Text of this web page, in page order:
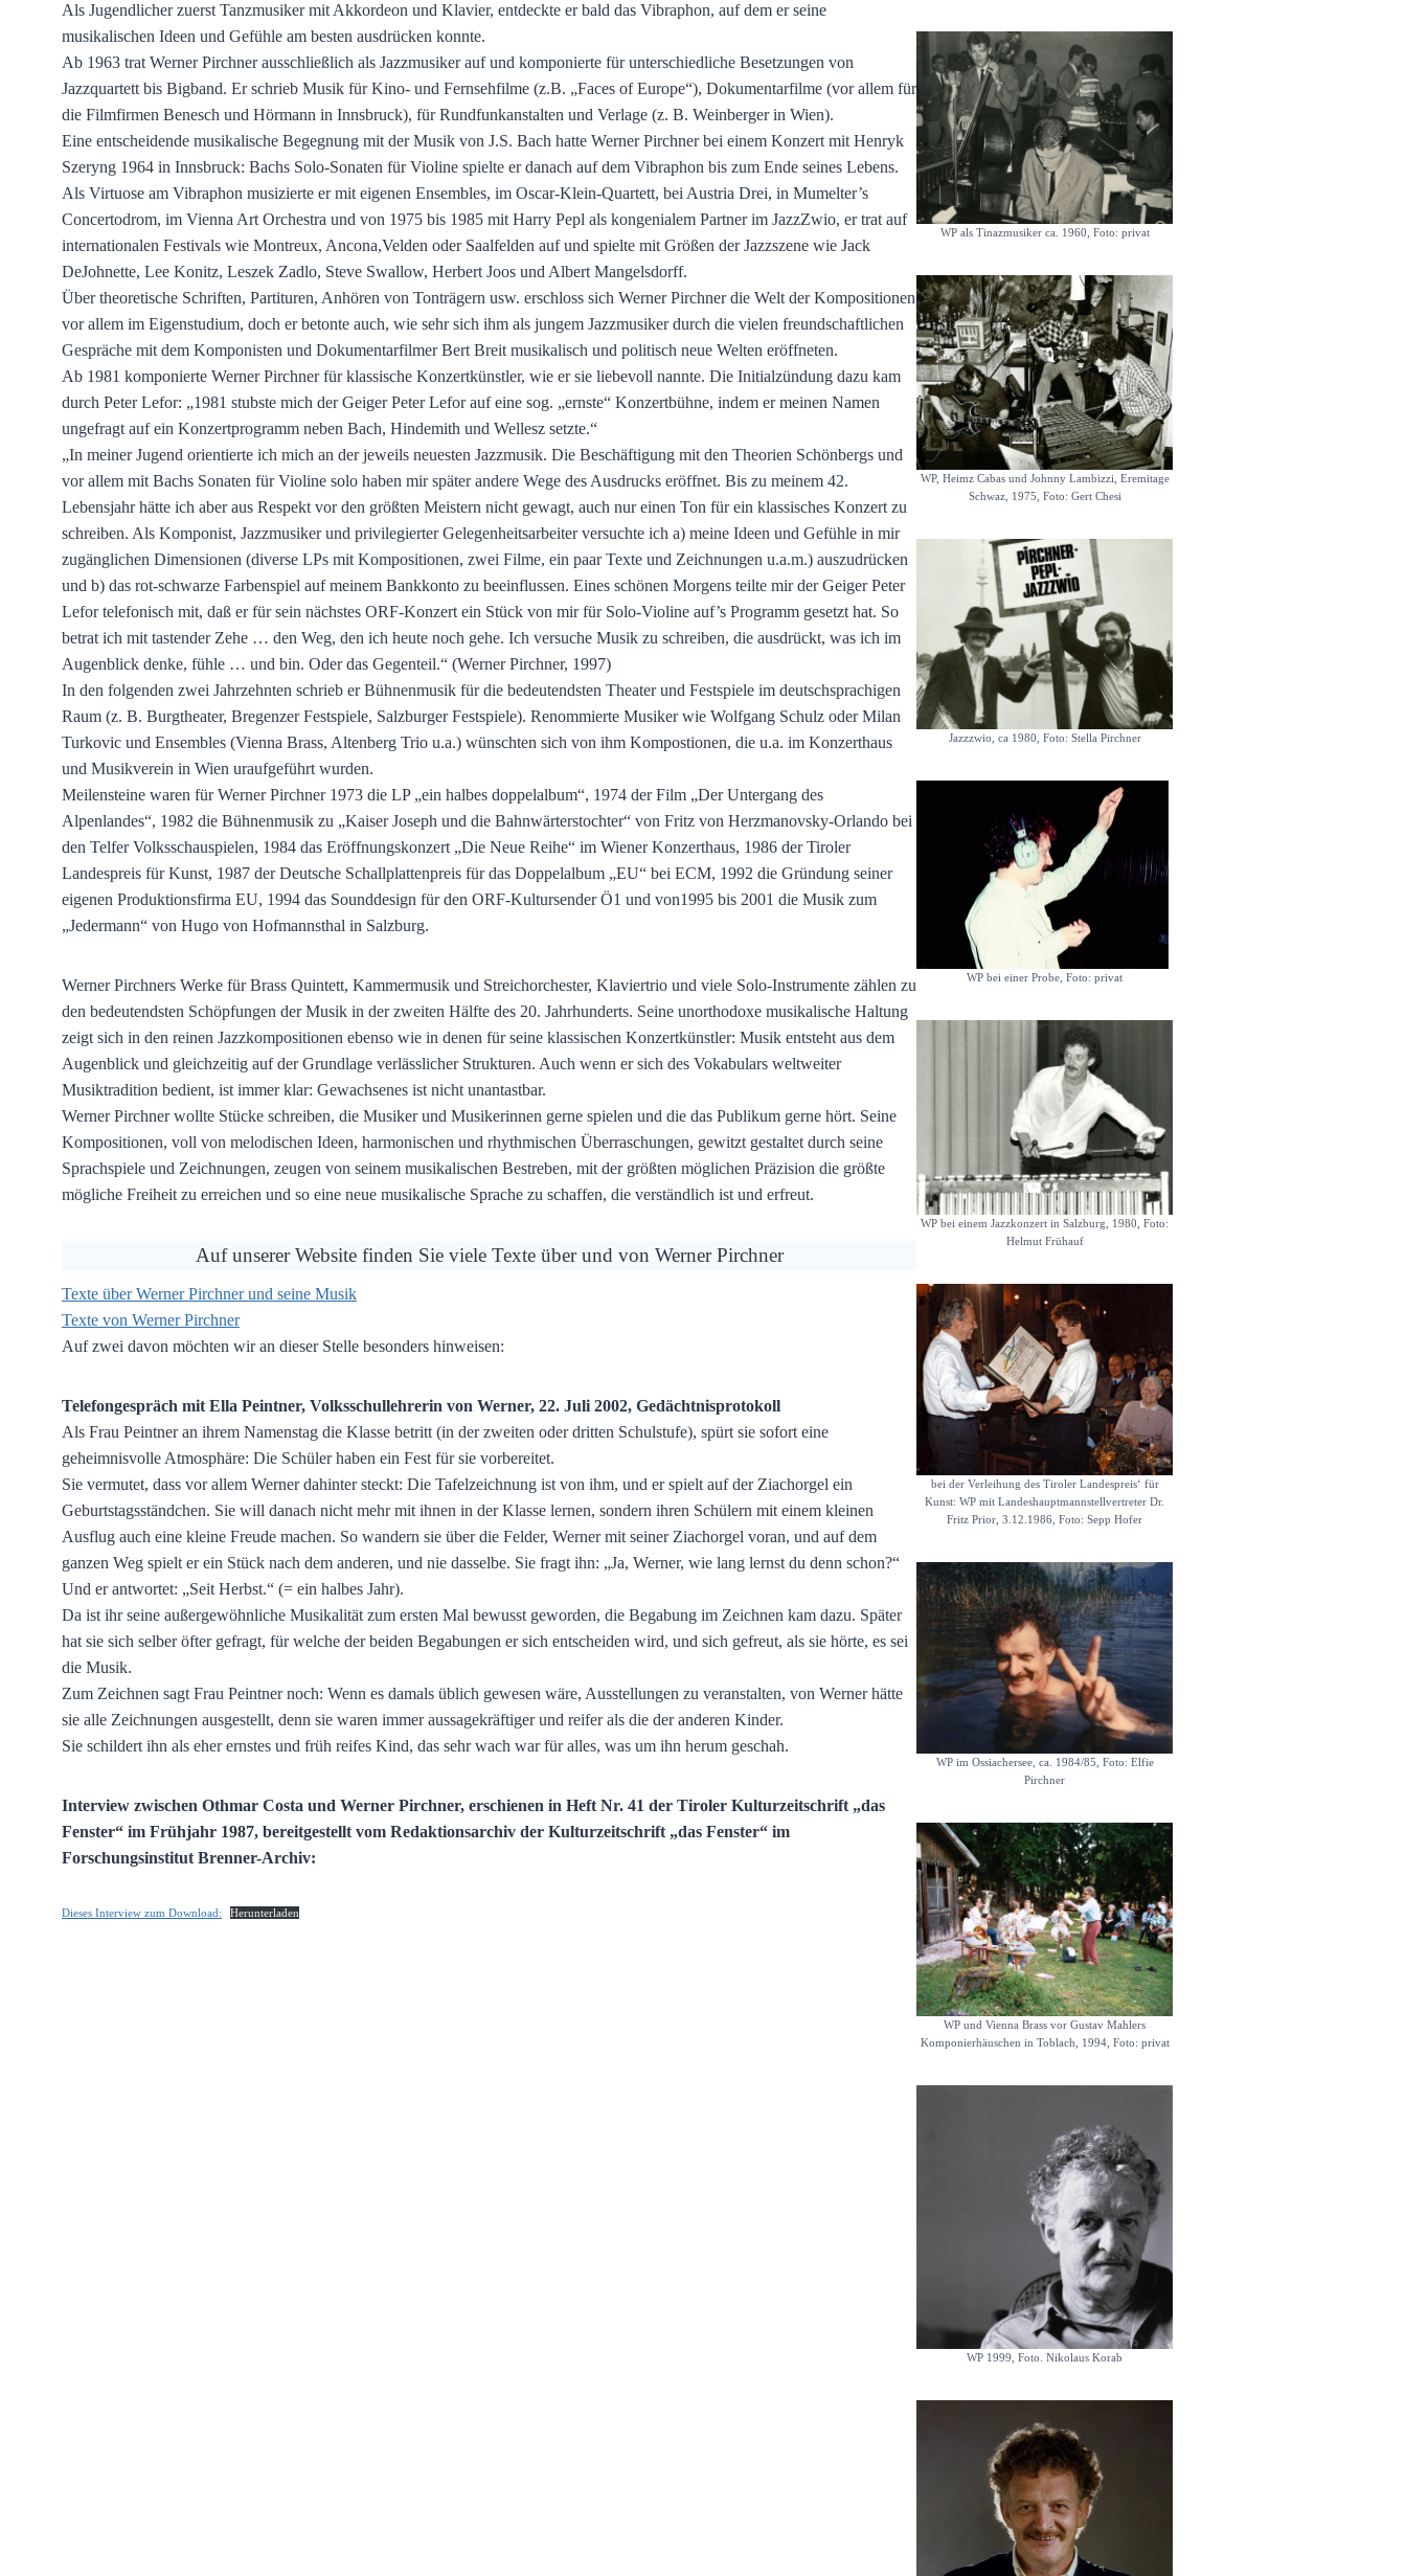
Als Jugendlicher zuerst Tanzmusiker mit Akkordeon und Klavier, entdeckte er bald das Vibraphon, auf dem er seine
musikalischen Ideen und Gefühle am besten ausdrücken konnte.
Ab 1963 trat Werner Pirchner ausschließlich als Jazzmusiker auf und komponierte für unterschiedliche Besetzungen von
Jazzquartett bis Bigband. Er schrieb Musik für Kino- und Fernsehfilme (z.B. „Faces of Europe“), Dokumentarfilme (vor allem für
die Filmfirmen Benesch und Hörmann in Innsbruck), für Rundfunkanstalten und Verlage (z. B. Weinberger in Wien).
Eine entscheidende musikalische Begegnung mit der Musik von J.S. Bach hatte Werner Pirchner bei einem Konzert mit Henryk
Szeryng 1964 in Innsbruck: Bachs Solo-Sonaten für Violine spielte er danach auf dem Vibraphon bis zum Ende seines Lebens.
Als Virtuose am Vibraphon musizierte er mit eigenen Ensembles, im Oscar-Klein-Quartett, bei Austria Drei, in Mumelter’s
Concertodrom, im Vienna Art Orchestra und von 1975 bis 1985 mit Harry Pepl als kongenialem Partner im JazzZwio, er trat auf
internationalen Festivals wie Montreux, Ancona,Velden oder Saalfelden auf und spielte mit Größen der Jazzszene wie Jack
DeJohnette, Lee Konitz, Leszek Zadlo, Steve Swallow, Herbert Joos und Albert Mangelsdorff.
Über theoretische Schriften, Partituren, Anhören von Tonträgern usw. erschloss sich Werner Pirchner die Welt der Kompositionen
vor allem im Eigenstudium, doch er betonte auch, wie sehr sich ihm als jungem Jazzmusiker durch die vielen freundschaftlichen
Gespräche mit dem Komponisten und Dokumentarfilmer Bert Breit musikalisch und politisch neue Welten eröffneten.
Ab 1981 komponierte Werner Pirchner für klassische Konzertkünstler, wie er sie liebevoll nannte. Die Initialzündung dazu kam
durch Peter Lefor: „1981 stubste mich der Geiger Peter Lefor auf eine sog. „ernste“ Konzertbühne, indem er meinen Namen
ungefragt auf ein Konzertprogramm neben Bach, Hindemith und Wellesz setzte.“
„In meiner Jugend orientierte ich mich an der jeweils neuesten Jazzmusik. Die Beschäftigung mit den Theorien Schönbergs und
vor allem mit Bachs Sonaten für Violine solo haben mir später andere Wege des Ausdrucks eröffnet. Bis zu meinem 42.
Lebensjahr hätte ich aber aus Respekt vor den größten Meistern nicht gewagt, auch nur einen Ton für ein klassisches Konzert zu
schreiben. Als Komponist, Jazzmusiker und privilegierter Gelegenheitsarbeiter versuchte ich a) meine Ideen und Gefühle in mir
zugänglichen Dimensionen (diverse LPs mit Kompositionen, zwei Filme, ein paar Texte und Zeichnungen u.a.m.) auszudrücken
und b) das rot-schwarze Farbenspiel auf meinem Bankkonto zu beeinflussen. Eines schönen Morgens teilte mir der Geiger Peter
Lefor telefonisch mit, daß er für sein nächstes ORF-Konzert ein Stück von mir für Solo-Violine auf’s Programm gesetzt hat. So
betrat ich mit tastender Zehe … den Weg, den ich heute noch gehe. Ich versuche Musik zu schreiben, die ausdrückt, was ich im
Augenblick denke, fühle … und bin. Oder das Gegenteil.“ (Werner Pirchner, 1997)
In den folgenden zwei Jahrzehnten schrieb er Bühnenmusik für die bedeutendsten Theater und Festspiele im deutschsprachigen
Raum (z. B. Burgtheater, Bregenzer Festspiele, Salzburger Festspiele). Renommierte Musiker wie Wolfgang Schulz oder Milan
Turkovic und Ensembles (Vienna Brass, Altenberg Trio u.a.) wünschten sich von ihm Kompostionen, die u.a. im Konzerthaus
und Musikverein in Wien uraufgeführt wurden.
Meilensteine waren für Werner Pirchner 1973 die LP „ein halbes doppelalbum“, 1974 der Film „Der Untergang des
Alpenlandes“, 1982 die Bühnenmusik zu „Kaiser Joseph und die Bahnwärterstochter“ von Fritz von Herzmanovsky-Orlando bei
den Telfer Volksschauspielen, 1984 das Eröffnungskonzert „Die Neue Reihe“ im Wiener Konzerthaus, 1986 der Tiroler
Landespreis für Kunst, 1987 der Deutsche Schallplattenpreis für das Doppelalbum „EU“ bei ECM, 1992 die Gründung seiner
eigenen Produktionsfirma EU, 1994 das Sounddesign für den ORF-Kultursender Ö1 und von1995 bis 2001 die Musik zum
„Jedermann“ von Hugo von Hofmannsthal in Salzburg.
Werner Pirchners Werke für Brass Quintett, Kammermusik und Streichorchester, Klaviertrio und viele Solo-Instrumente zählen zu
den bedeutendsten Schöpfungen der Musik in der zweiten Hälfte des 20. Jahrhunderts. Seine unorthodoxe musikalische Haltung
zeigt sich in den reinen Jazzkompositionen ebenso wie in denen für seine klassischen Konzertkünstler: Musik entsteht aus dem
Augenblick und gleichzeitig auf der Grundlage verlässlicher Strukturen. Auch wenn er sich des Vokabulars weltweiter
Musiktradition bedient, ist immer klar: Gewachsenes ist nicht unantastbar.
Werner Pirchner wollte Stücke schreiben, die Musiker und Musikerinnen gerne spielen und die das Publikum gerne hört. Seine
Kompositionen, voll von melodischen Ideen, harmonischen und rhythmischen Überraschungen, gewitzt gestaltet durch seine
Sprachspiele und Zeichnungen, zeugen von seinem musikalischen Bestreben, mit der größten möglichen Präzision die größte
mögliche Freiheit zu erreichen und so eine neue musikalische Sprache zu schaffen, die verständlich ist und erfreut.
Auf unserer Website finden Sie viele Texte über und von Werner Pirchner
Texte über Werner Pirchner und seine Musik
Texte von Werner Pirchner
Auf zwei davon möchten wir an dieser Stelle besonders hinweisen:
Telefongespräch mit Ella Peintner, Volksschullehrerin von Werner, 22. Juli 2002, Gedächtnisprotokoll
Als Frau Peintner an ihrem Namenstag die Klasse betritt (in der zweiten oder dritten Schulstufe), spürt sie sofort eine
geheimnisvolle Atmosphäre: Die Schüler haben ein Fest für sie vorbereitet.
Sie vermutet, dass vor allem Werner dahinter steckt: Die Tafelzeichnung ist von ihm, und er spielt auf der Ziachorgel ein
Geburtstagsständchen. Sie will danach nicht mehr mit ihnen in der Klasse lernen, sondern ihren Schülern mit einem kleinen
Ausflug auch eine kleine Freude machen. So wandern sie über die Felder, Werner mit seiner Ziachorgel voran, und auf dem
ganzen Weg spielt er ein Stück nach dem anderen, und nie dasselbe. Sie fragt ihn: „Ja, Werner, wie lang lernst du denn schon?“
Und er antwortet: „Seit Herbst.“ (= ein halbes Jahr).
Da ist ihr seine außergewöhnliche Musikalität zum ersten Mal bewusst geworden, die Begabung im Zeichnen kam dazu. Später
hat sie sich selber öfter gefragt, für welche der beiden Begabungen er sich entscheiden wird, und sich gefreut, als sie hörte, es sei
die Musik.
Zum Zeichnen sagt Frau Peintner noch: Wenn es damals üblich gewesen wäre, Ausstellungen zu veranstalten, von Werner hätte
sie alle Zeichnungen ausgestellt, denn sie waren immer aussagekräftiger und reifer als die der anderen Kinder.
Sie schildert ihn als eher ernstes und früh reifes Kind, das sehr wach war für alles, was um ihn herum geschah.
Interview zwischen Othmar Costa und Werner Pirchner, erschienen in Heft Nr. 41 der Tiroler Kulturzeitschrift „das
Fenster“ im Frühjahr 1987, bereitgestellt vom Redaktionsarchiv der Kulturzeitschrift „das Fenster“ im
Forschungsinstitut Brenner-Archiv:
Dieses Interview zum Download: Herunterladen
WP als Tinazmusiker ca. 1960, Foto: privat
WP, Heimz Cabas und Johnny Lambizzi, Eremitage
Schwaz, 1975, Foto: Gert Chesi
Jazzzwio, ca 1980, Foto: Stella Pirchner
WP bei einer Probe, Foto: privat
WP bei einem Jazzkonzert in Salzburg, 1980, Foto:
Helmut Frühauf
bei der Verleihung des Tiroler Landespreis‘ für
Kunst: WP mit Landeshauptmannstellvertreter Dr.
Fritz Prior, 3.12.1986, Foto: Sepp Hofer
WP im Ossiachersee, ca. 1984/85, Foto: Elfie
Pirchner
WP und Vienna Brass vor Gustav Mahlers
Komponierhäuschen in Toblach, 1994, Foto: privat
WP 1999, Foto. Nikolaus Korab